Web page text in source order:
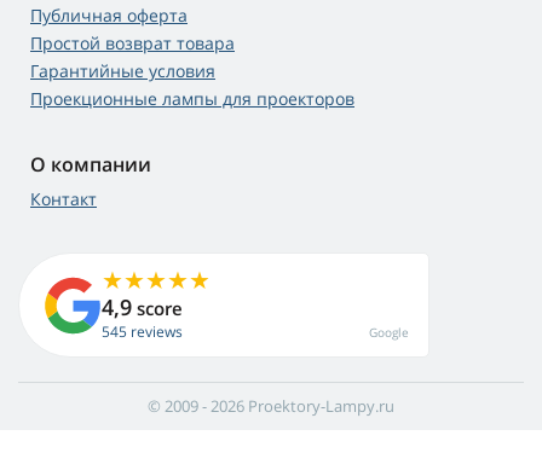
Публичная оферта
Простой возврат товара
Гарантийные условия
Проекционные лампы для проекторов
О компании
Контакт
4,9 score
545 reviews Google
© 2009 - 2026 Proektory-Lampy.ru